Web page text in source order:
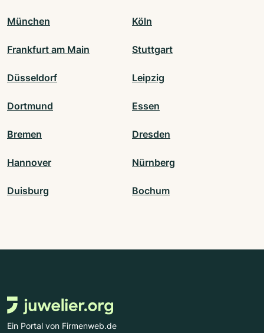
München Köln
Frankfurt am Main Stuttgart
Düsseldorf Leipzig
Dortmund Essen
Bremen Dresden
Hannover Nürnberg
Duisburg Bochum
Ein Portal von Firmenweb.de